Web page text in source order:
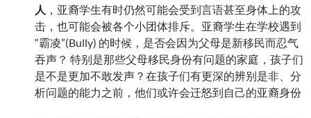
人 ，亚裔学生有时仍然可能会受到言语甚至身体上的攻
击，也可能会被各个小团体排斥。亚裔学生在学校遇到
“霸凌”(Bully) 的时候，是否会因为父母是新移民而忍气
吞声？ 特别是那些父母移民身份有问题的家庭，孩子们
是不是更加不敢发声？在孩子们有更深的辨别是非、分
析问题的能力之前，他们或许会迁怒到自己的亚裔身份